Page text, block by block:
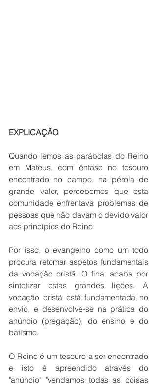
EXPLICAÇÃO
Quando lemos as parábolas do Reino
em Mateus, com ênfase no tesouro
encontrado no campo, na pérola de
grande valor, percebemos que esta
comunidade enfrentava problemas de
pessoas que não davam o devido valor
aos princípios do Reino.
Por isso, o evangelho como um todo
procura retomar aspetos fundamentais
da vocação cristã. O final acaba por
sintetizar estas grandes lições. A
vocação cristã está fundamentada no
envio, e desenvolve-se na prática do
anúncio (pregação), do ensino e do
batismo.
O Reino é um tesouro a ser encontrado
e isto é apreendido através do
"anúncio" "vendamos todas as coisas